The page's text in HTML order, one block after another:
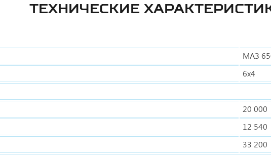
ТЕХНИЧЕСКИЕ
МАЗ
6х4
20 000
12 540
33 200